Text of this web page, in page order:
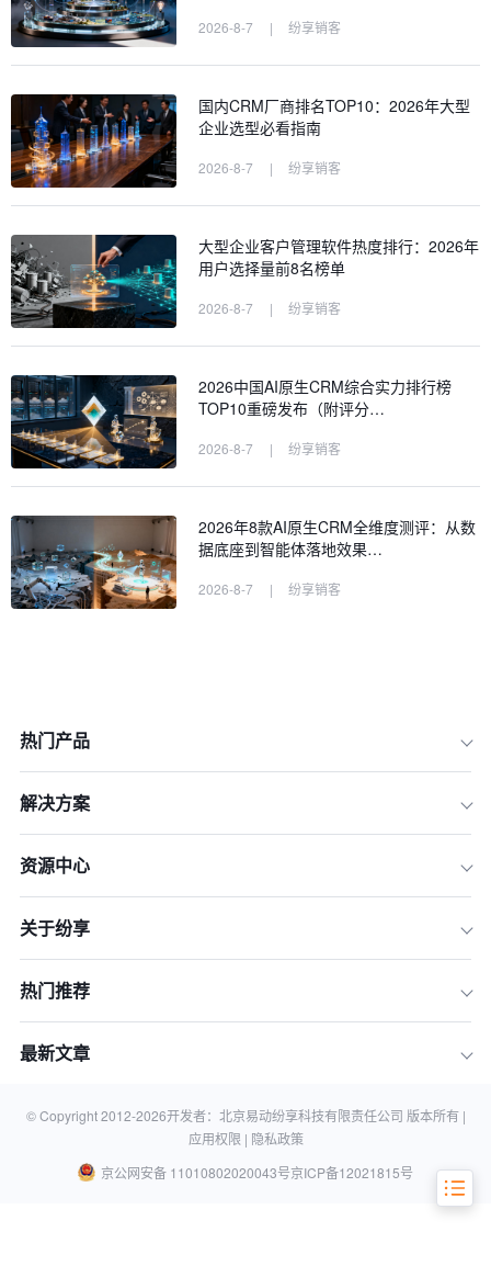
裂变营销的几种常见手段
2026-8-7 | 纷享销客
国内CRM厂商排名TOP10：2026年大型
企业选型必看指南
2026-8-7 | 纷享销客
大型企业客户管理软件热度排行：2026年
用户选择量前8名榜单
2026-8-7 | 纷享销客
2026中国AI原生CRM综合实力排行榜
TOP10重磅发布（附评分…
2026-8-7 | 纷享销客
2026年8款AI原生CRM全维度测评：从数
据底座到智能体落地效果…
2026-8-7 | 纷享销客
热门产品
解决方案
资源中心
关于纷享
热门推荐
最新文章
© Copyright 2012-2026开发者：北京易动纷享科技有限责任公司 版本所有 |
应用权限 | 隐私政策
京公网安备 11010802020043号京ICP备12021815号